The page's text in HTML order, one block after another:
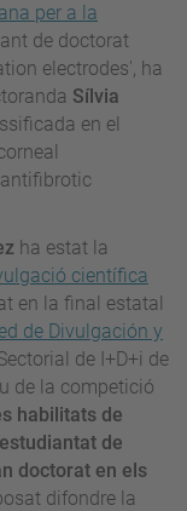
per a la
de doctorat
electrodes', ha
Sílvia
en el
ha estat la
científica
en la final estatal
de Divulgación y
de I+D+i de
de la competició
habilitats de
de
doctorat en els
difondre la